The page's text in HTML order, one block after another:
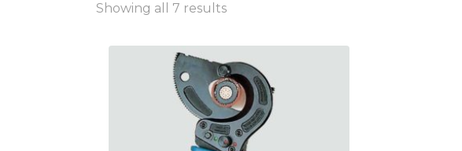
Showing all 7 results